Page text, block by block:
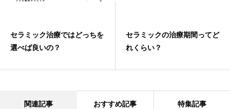
セラミック治療ではどっちを
選べば良いの？
セラミックの治療期間ってど
れくらい？
関連記事 おすすめ記事 特集記事